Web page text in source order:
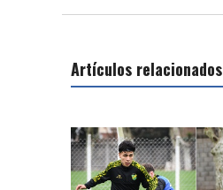
Artículos relacionados